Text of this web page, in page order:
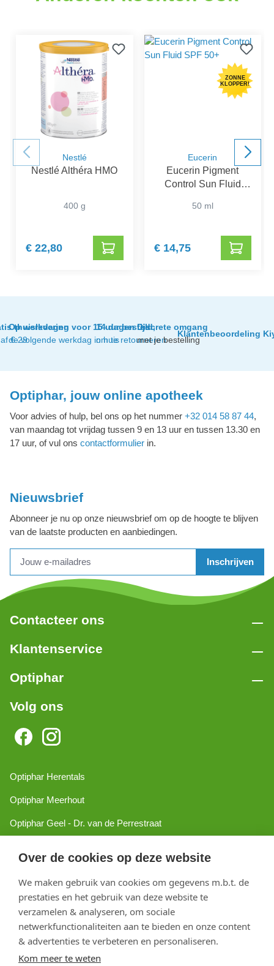
Over de cookies op deze website
We maken gebruik van cookies om gegevens m.b.t. de
prestaties en het gebruik van deze website te
verzamelen & analyseren, om sociale
netwerkfunctionaliteiten aan te bieden en onze content
& advertenties te verbeteren en personaliseren.
Kom meer te weten
Nestlé
Nestlé Althéra HMO
400 g
€ 22,80
ZONNE
KLOPPER!
Eucerin
Eucerin Pigment
Control Sun Fluid
50 ml
€ 14,75
thuislevering
€ 29
Op werkdagen voor 15 uur besteld,
de volgende werkdag in huis
14 dagen tijd
om te retourneren
Discrete omgang
met je bestelling
Klantenbeoordeling
Optiphar, jouw online apotheek
Voor advies of hulp, bel ons op het nummer +32 014 58 87 44,
van maandag tot vrijdag tussen 9 en 13 uur en tussen 13.30 en
17 uur, of vul ons contactformulier in.
Nieuwsbrief
Abonneer je nu op onze nieuwsbrief om op de hoogte te blijven
van de laatste producten en aanbiedingen.
Inschrijven
Contacteer ons
Klantenservice
Optiphar
Volg ons
Optiphar Herentals
Optiphar Meerhout
Optiphar Geel - Dr. van de Perrestraat
Optiphar Mol
Copyright 2026 optiphar.com. Alle rechten voorbehouden